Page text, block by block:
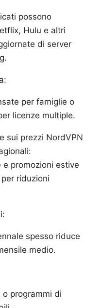
possono
Hulu e altri
di server
per famiglie o
licenze multiple.
sui prezzi NordVPN
e promozioni estive
riduzioni
spesso riduce
medio.
o programmi di